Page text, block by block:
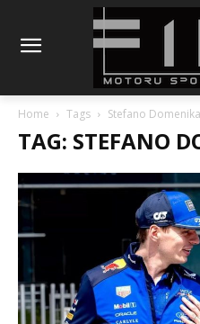
Home Tags Stefano
TAG: STEFANO